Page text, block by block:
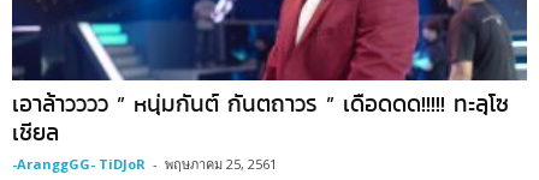
เอาล้าวววว ” หนุ่มกันต์ กันตถาวร ” เดือดดด!!!!! ทะลุโซ
เชียล
-AranggGG- TiDJoR - พฤษภาคม 25, 2561